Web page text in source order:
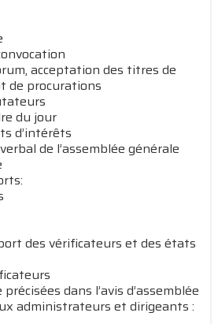
acceptation des titres de
de procurations
du jour
d’intérêts
de l’assemblée générale
des vérificateurs et des états
dans l’avis d’assemblée
administrateurs et dirigeants :